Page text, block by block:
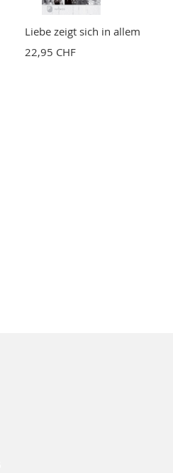
Liebe zeigt sich in allem
22,95 CHF